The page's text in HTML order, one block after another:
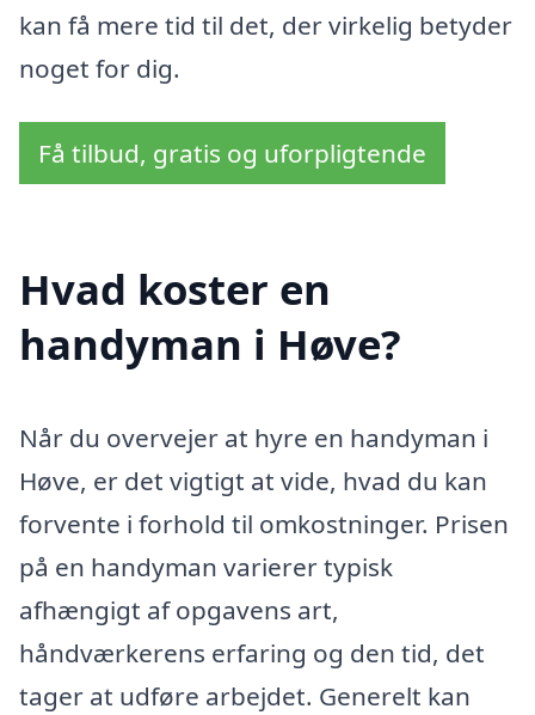
kan få mere tid til det, der virkelig betyder
noget for dig.
Få tilbud, gratis og uforpligtende
Hvad koster en
handyman i Høve?
Når du overvejer at hyre en handyman i
Høve, er det vigtigt at vide, hvad du kan
forvente i forhold til omkostninger. Prisen
på en handyman varierer typisk
afhængigt af opgavens art,
håndværkerens erfaring og den tid, det
tager at udføre arbejdet. Generelt kan